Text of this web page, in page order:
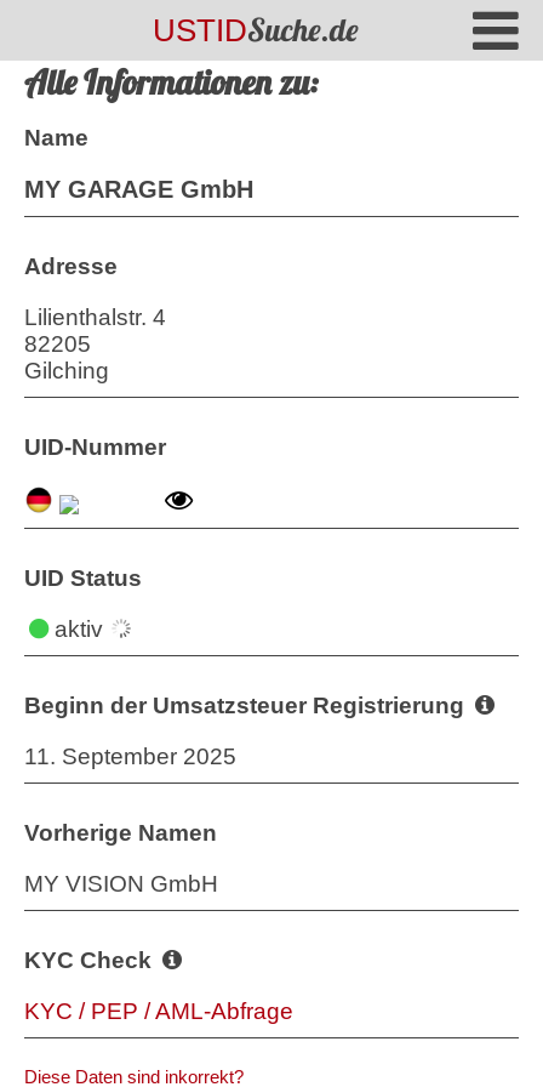
USTIDSuche.de
Alle Informationen zu:
Name
MY GARAGE GmbH
Adresse
Lilienthalstr. 4
82205
Gilching
UID-Nummer
UID Status
aktiv
Beginn der Umsatzsteuer Registrierung
11. September 2025
Vorherige Namen
MY VISION GmbH
KYC Check
KYC / PEP / AML-Abfrage
Diese Daten sind inkorrekt?